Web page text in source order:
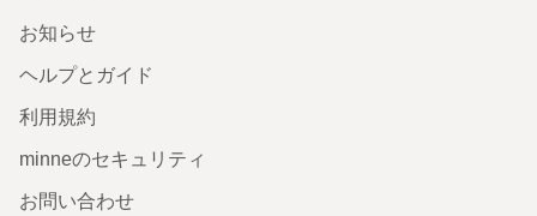
お知らせ
ヘルプとガイド
利用規約
minneのセキュリティ
お問い合わせ